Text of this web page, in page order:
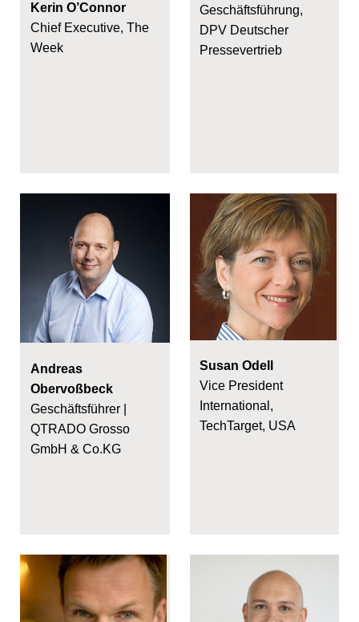
Kerin O’Connor
Chief Executive, The
Week
Geschäftsführung,
DPV Deutscher
Pressevertrieb
Andreas
Obervoßbeck
Geschäftsführer |
QTRADO Grosso
GmbH & Co.KG
Susan Odell
Vice President
International,
TechTarget, USA